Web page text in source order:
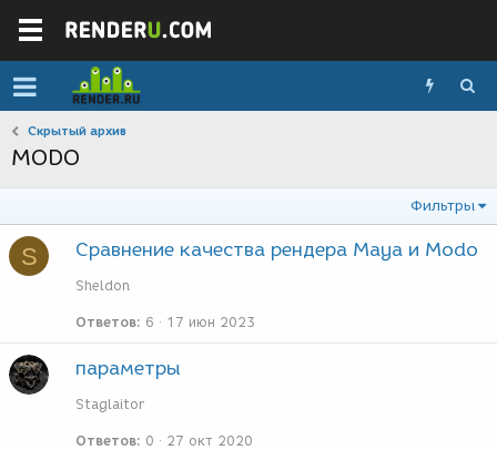
Скрытый архив
MODO
Фильтры
S Сравнение качества рендера Maya и Modo
Sheldon
Ответов 6 17 июн 2023
параметры
Staglaitor
Ответов 0 27 окт 2020